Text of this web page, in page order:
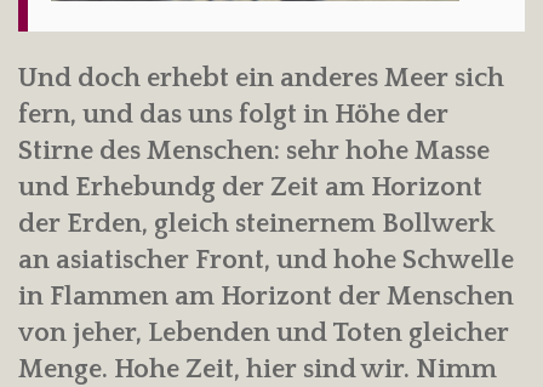
Und doch erhebt ein anderes Meer sich
fern, und das uns folgt in Höhe der
Stirne des Menschen: sehr hohe Masse
und Erhebundg der Zeit am Horizont
der Erden, gleich steinernem Bollwerk
an asiatischer Front, und hohe Schwelle
in Flammen am Horizont der Menschen
von jeher, Lebenden und Toten gleicher
Menge. Hohe Zeit, hier sind wir. Nimm